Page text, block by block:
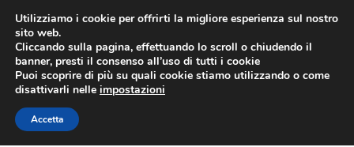
contenuto
Utilizziamo i cookie per offrirti la migliore esperienza sul nostro
sito web.
Cliccando sulla pagina, effettuando lo scroll o chiudendo il
banner, presti il consenso all’uso di tutti i cookie
Puoi scoprire di più su quali cookie stiamo utilizzando o come
disattivarli nelle impostazioni
Accetta